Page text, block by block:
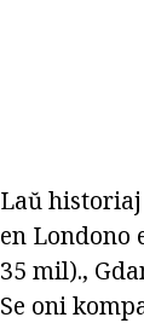
Laŭ
en Londono
35 mil).,
Se oni